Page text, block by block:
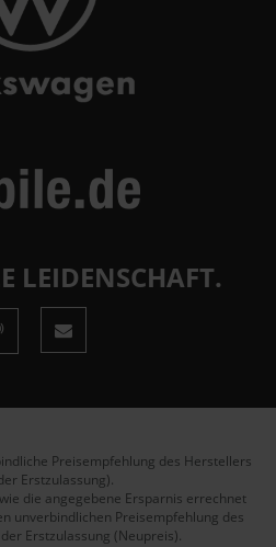
LEIDENSCHAFT.
Preisempfehlung des Herstellers
Erstzulassung).
die angegebene Ersparnis errechnet
unverbindlichen Preisempfehlung des
Erstzulassung (Neupreis).